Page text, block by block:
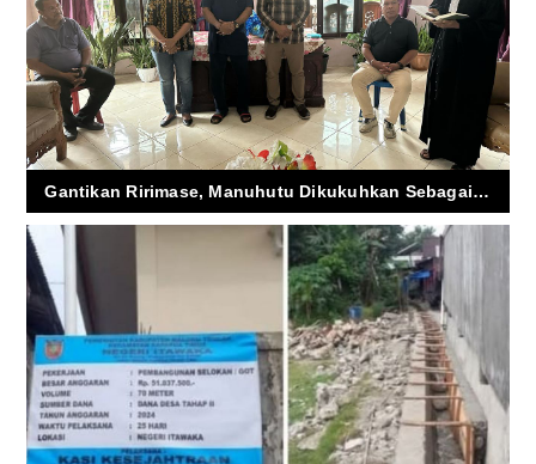
Gantikan Ririmase, Manuhutu Dikukuhkan Sebagai Ketua Panitia Natal Pusaka Haria Sedunia 2025